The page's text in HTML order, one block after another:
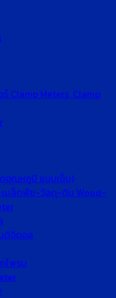
Clamp Meters, Clamp
อุณหภูมิ แบบเข็ม)
เมล็ดพืช-วัสดุ-ดิน Wood-
ดิจิตอล
โพรบ